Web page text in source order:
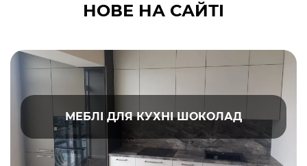
НОВЕ НА САЙТІ
МЕБЛІ ДЛЯ КУХНІ ШОКОЛАД